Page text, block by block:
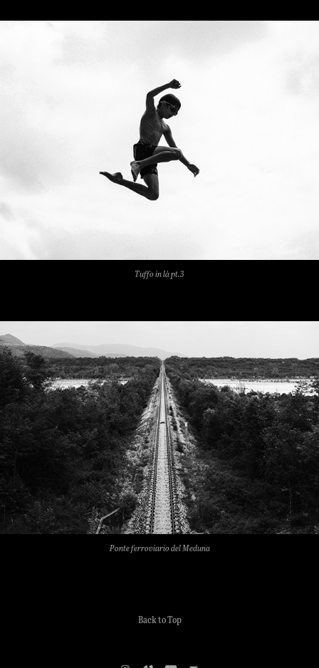
Tuffo in là pt.3
Ponte ferroviario del Meduna
Back to Top